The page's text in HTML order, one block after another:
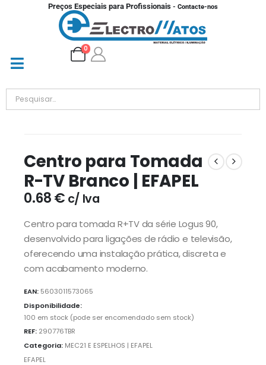
Preços Especiais para Profissionais - Contacte-nos
0
Centro para Tomada
R-TV Branco | EFAPEL
0.68€ c/ Iva
Centro para tomada R+TV da série Logus 90,
desenvolvido para ligações de rádio e televisão,
oferecendo uma instalação prática, discreta e
com acabamento moderno.
EAN: 5603011573065
Disponibilidade:
100 em stock (pode ser encomendado sem stock)
REF: 290776TBR
Categoria: MEC21 E ESPELHOS | EFAPEL
EFAPEL